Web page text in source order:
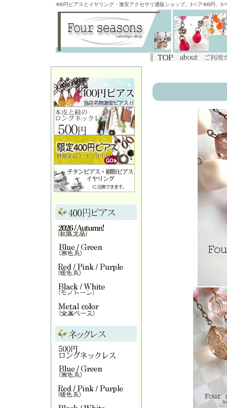
400円ピアスとイヤリング・激安アクセサリ通販ショップ。1ペア400円、